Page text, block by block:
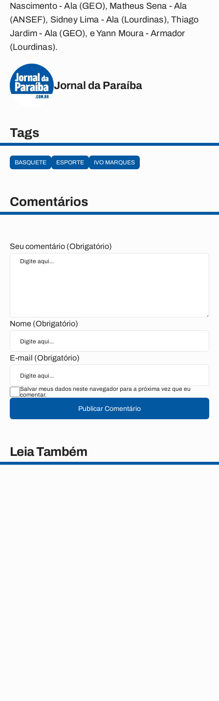
Nascimento - Ala (GEO), Matheus Sena - Ala
(ANSEF), Sidney Lima - Ala (Lourdinas), Thiago
Jardim - Ala (GEO), e Yann Moura - Armador
(Lourdinas).
Jornal da Paraíba
Tags
BASQUETE ESPORTE IVO MARQUES
Comentários
Seu comentário (Obrigatório)
Nome (Obrigatório)
E-mail (Obrigatório)
Salvar meus dados neste navegador para a próxima vez que eu
comentar.
Publicar Comentário
Leia Também